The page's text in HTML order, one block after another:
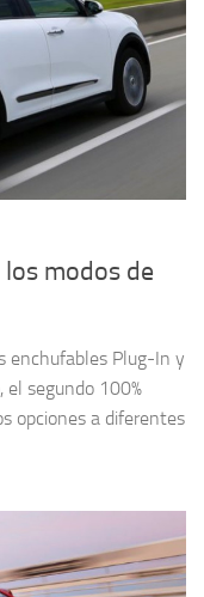
modos de
enchufables Plug-In y
segundo 100%
opciones a diferentes